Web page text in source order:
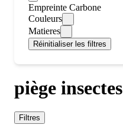
Empreinte Carbone
Couleurs
Matieres
Réinitialiser les filtres
piège insectes
Filtres